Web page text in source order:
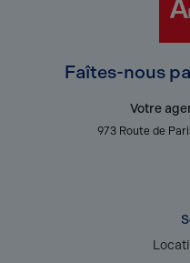
Faîtes-nous
Votre
973 Route de